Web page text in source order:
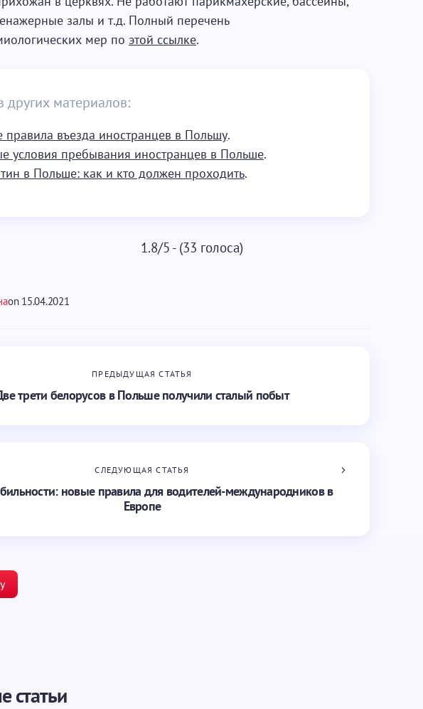
залы и т.д. Полный перечень
мер по этой ссылке.
других материалов:
правила въезда иностранцев в Польшу.
условия пребывания иностранцев в Польше.
в Польше: как и кто должен проходить.
1.8/5 - (33 голоса)
on 15.04.2021
ПРЕДЫДУЩАЯ СТАТЬЯ
трети белорусов в Польше получили сталый побыт
СЛЕДУЮЩАЯ СТАТЬЯ
новые правила для водителей-международников в
Европе
статьи